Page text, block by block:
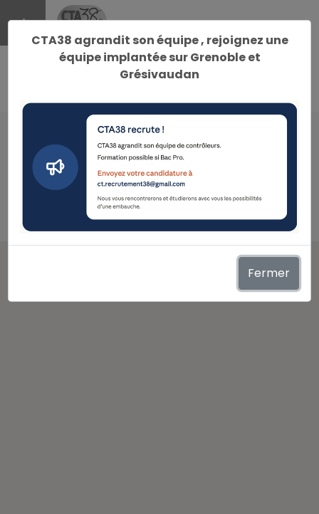
menu
Localisation Saint-Egreve
Localisation
CTA38 agrandit son équipe , rejoignez une
équipe implantée sur Grenoble et
Grésivaudan
Fermer